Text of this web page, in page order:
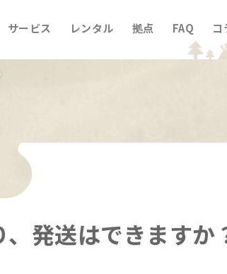
サービス レンタル 拠点 FAQ コ
発送はできますか